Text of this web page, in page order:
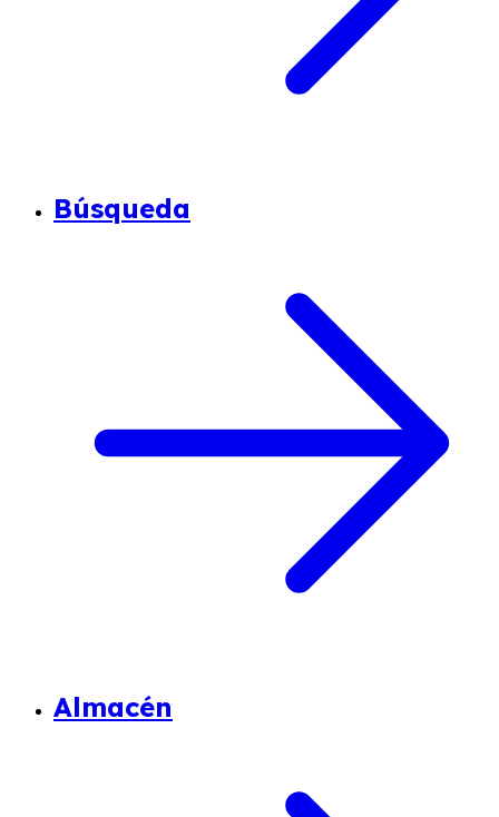
Búsqueda
Almacén